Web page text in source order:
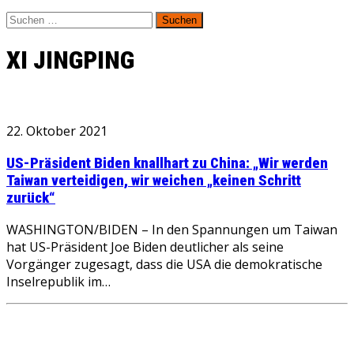
Suchen
nach:
XI JINGPING
22. Oktober 2021
US-Präsident Biden knallhart zu China: „Wir werden
Taiwan verteidigen, wir weichen „keinen Schritt
zurück“
WASHINGTON/BIDEN – In den Spannungen um Taiwan
hat US-Präsident Joe Biden deutlicher als seine
Vorgänger zugesagt, dass die USA die demokratische
Inselrepublik im…